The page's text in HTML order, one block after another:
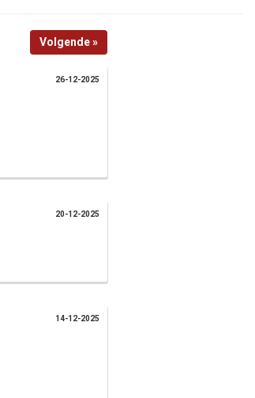
nog geen producten in uw
winkelmandje.
Volgende »
26-12-2025
20-12-2025
14-12-2025